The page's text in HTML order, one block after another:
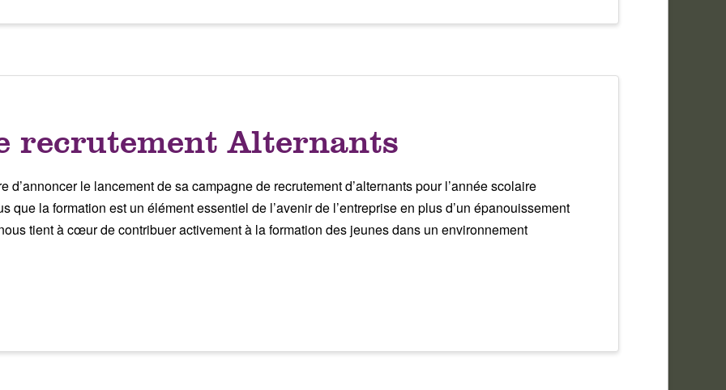
recrutement Alternants
d’annoncer le lancement de sa campagne de recrutement d’alternants pour l’année scolaire
que la formation est un élément essentiel de l’avenir de l’entreprise en plus d’un épanouissement
tient à cœur de contribuer activement à la formation des jeunes dans un environnement